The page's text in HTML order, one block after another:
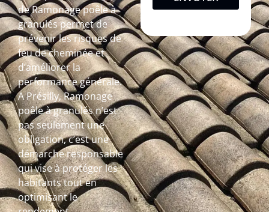
de Ramonage poêle à
granulés permet de
prévenir les risques de
feu de cheminée et
d’améliorer la
performance générale.
A Présilly, Ramonage
poêle à granulés n’est
pas seulement une
obligation, c’est une
démarche responsable
qui vise à protéger les
habitants tout en
optimisant le